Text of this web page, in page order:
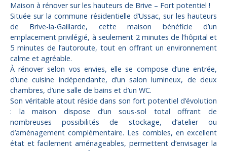
Maison à rénover sur les hauteurs de Brive – Fort potentiel !
Située sur la commune résidentielle d’Ussac, sur les hauteurs
de Brive-la-Gaillarde, cette maison bénéficie d’un
emplacement privilégié, à seulement 2 minutes de l’hôpital et
5 minutes de l’autoroute, tout en offrant un environnement
calme et agréable.
À rénover selon vos envies, elle se compose d’une entrée,
d’une cuisine indépendante, d’un salon lumineux, de deux
chambres, d’une salle de bains et d’un WC.
Son véritable atout réside dans son fort potentiel d’évolution
: la maison dispose d’un sous-sol total offrant de
nombreuses possibilités de stockage, d’atelier ou
d’aménagement complémentaire. Les combles, en excellent
état et facilement aménageables, permettent d’envisager la